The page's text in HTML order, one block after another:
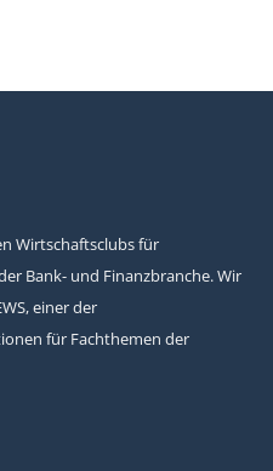
Wirtschaftsclubs für
Bank- und Finanzbranche. Wir
einer der
für Fachthemen der